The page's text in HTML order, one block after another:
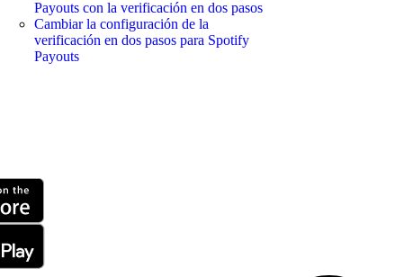
Payouts con la verificación en dos pasos
Cambiar la configuración de la
verificación en dos pasos para Spotify
Payouts